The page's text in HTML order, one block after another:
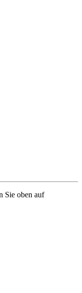
Sie oben auf